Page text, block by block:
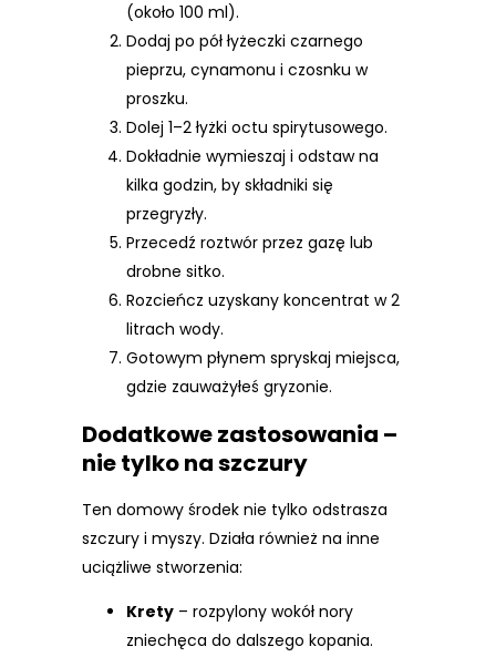
(około 100 ml).
Dodaj po pół łyżeczki czarnego
pieprzu, cynamonu i czosnku w
proszku.
Dolej 1–2 łyżki octu spirytusowego.
Dokładnie wymieszaj i odstaw na
kilka godzin, by składniki się
przegryzły.
Przecedź roztwór przez gazę lub
drobne sitko.
Rozcieńcz uzyskany koncentrat w 2
litrach wody.
Gotowym płynem spryskaj miejsca,
gdzie zauważyłeś gryzonie.
Dodatkowe zastosowania –
nie tylko na szczury
Ten domowy środek nie tylko odstrasza
szczury i myszy. Działa również na inne
uciążliwe stworzenia:
Krety – rozpylony wokół nory
zniechęca do dalszego kopania.